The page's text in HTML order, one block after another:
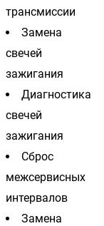
трансмиссии
Замена
свечей
зажигания
Диагностика
свечей
зажигания
Сброс
межсервисных
интервалов
Замена